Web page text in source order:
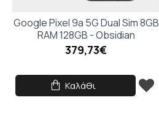
Google Pixel 9a 5G Dual Sim 8GB
RAM 128GB - Obsidian
379,73€
Καλάθι